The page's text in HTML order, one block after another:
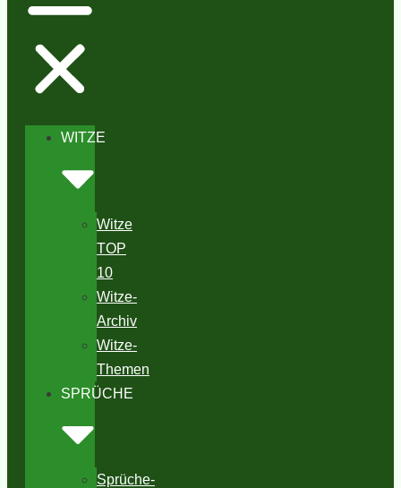
WITZE
Witze
TOP
10
Witze-
Archiv
Witze-
Themen
SPRÜCHE
Sprüche-